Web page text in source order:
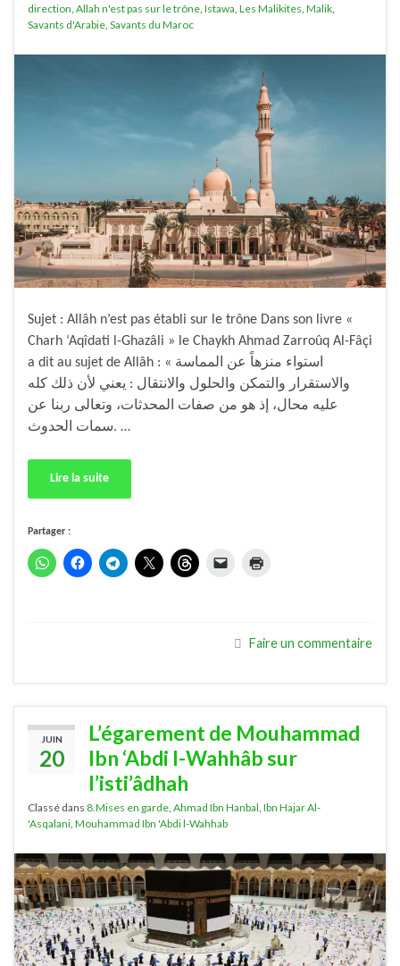
direction Allah n'est pas sur le trône Istawa Les Malikites Malik
Savants d'Arabie Savants du Maroc
Sujet : Allâh n’est pas établi sur le trône Dans son livre «
Charh ‘Aqîdati l-Ghazâli » le Chaykh Ahmad Zarroûq Al-Fâçi
a dit au sujet de Allâh : « استواء منزهاً عن المماسة
والاستقرار والتمكن والحلول والانتقال : يعني لأن ذلك كله
عليه محال، إذ هو من صفات المحدثات، وتعالى ربنا عن
سمات الحدوث. …
Lire la suite
Partager :
Faire un commentaire
JUIN
20
L’égarement de Mouhammad
Ibn ‘Abdi l-Wahhâb sur
l’isti’âdhah
Classé dans 8.Mises en garde, Ahmad Ibn Hanbal, Ibn Hajar Al-
'Asqalani, Mouhammad Ibn 'Abdi l-Wahhab